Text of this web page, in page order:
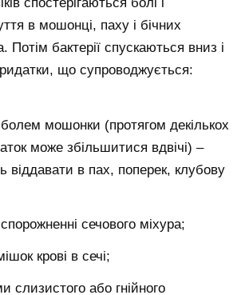
в мошонці, паху і бічних
Потім бактерії спускаються вниз і
що супроводжується:
мошонки (протягом декількох
може збільшитися вдвічі) –
віддавати в пах, поперек, клубову
сечового міхура;
крові в сечі;
слизистого або гнійного